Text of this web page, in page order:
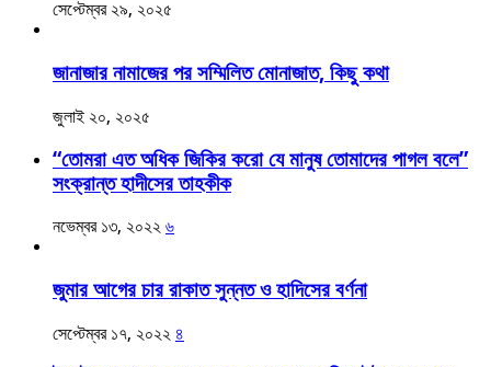
সেপ্টেম্বর ২৯, ২০২৫
জানাজার নামাজের পর সম্মিলিত মোনাজাত, কিছু কথা
জুলাই ২০, ২০২৫
“তোমরা এত অধিক জিকির করো যে মানুষ তোমাদের পাগল বলে”
সংক্রান্ত হাদীসের তাহকীক
নভেম্বর ১৩, ২০২২ ৬
জুমার আগের চার রাকাত সুন্নত ও হাদিসের বর্ণনা
সেপ্টেম্বর ১৭, ২০২২ ৪